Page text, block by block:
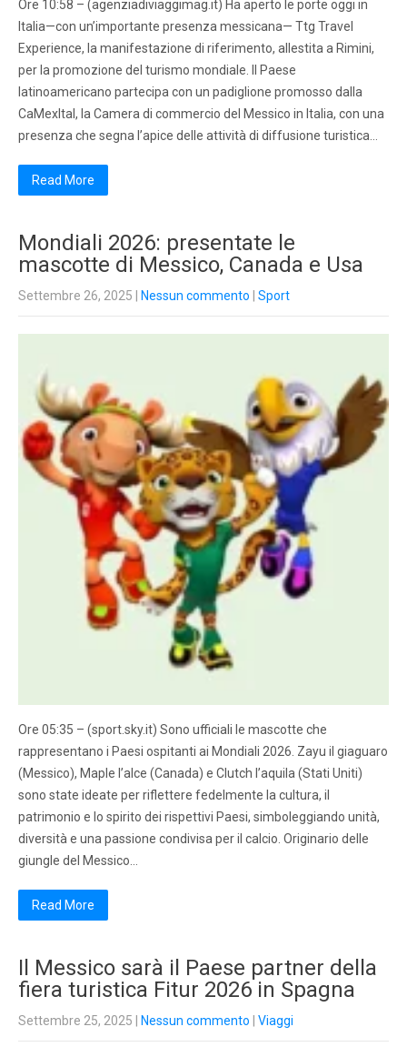
Ore 10:58 – (agenziadiviaggimag.it) Ha aperto le porte oggi in
Italia—con un’importante presenza messicana— Ttg Travel
Experience, la manifestazione di riferimento, allestita a Rimini,
per la promozione del turismo mondiale. Il Paese
latinoamericano partecipa con un padiglione promosso dalla
CaMexItal, la Camera di commercio del Messico in Italia, con una
presenza che segna l’apice delle attività di diffusione turistica…
Read More
Mondiali 2026: presentate le
mascotte di Messico, Canada e Usa
Settembre 26, 2025 Nessun commento Sport
Ore 05:35 – (sport.sky.it) Sono ufficiali le mascotte che
rappresentano i Paesi ospitanti ai Mondiali 2026. Zayu il giaguaro
(Messico), Maple l’alce (Canada) e Clutch l’aquila (Stati Uniti)
sono state ideate per riflettere fedelmente la cultura, il
patrimonio e lo spirito dei rispettivi Paesi, simboleggiando unità,
diversità e una passione condivisa per il calcio. Originario delle
giungle del Messico…
Read More
Il Messico sarà il Paese partner della
fiera turistica Fitur 2026 in Spagna
Settembre 25, 2025 Nessun commento Viaggi